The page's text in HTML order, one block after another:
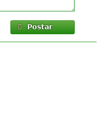
Postar